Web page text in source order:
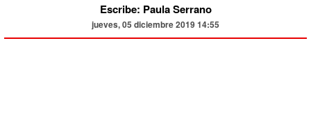
Escribe: Paula Serrano
jueves, 05 diciembre 2019 14:55